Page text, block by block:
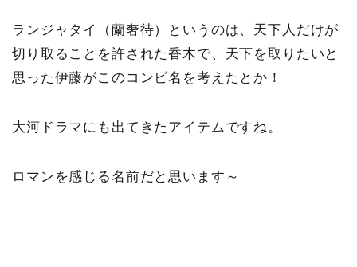
ランジャタイ（蘭奢待）というのは、天下人だけが
切り取ることを許された香木で、天下を取りたいと
思った伊藤がこのコンビ名を考えたとか！
大河ドラマにも出てきたアイテムですね。
ロマンを感じる名前だと思います～